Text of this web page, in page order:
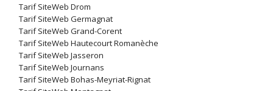
Tarif SiteWeb Drom
Tarif SiteWeb Germagnat
Tarif SiteWeb Grand-Corent
Tarif SiteWeb Hautecourt Romanèche
Tarif SiteWeb Jasseron
Tarif SiteWeb Journans
Tarif SiteWeb Bohas-Meyriat-Rignat